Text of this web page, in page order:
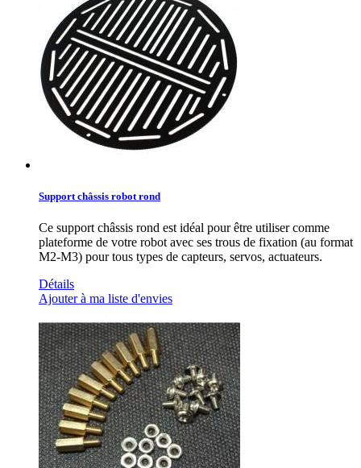
Support châssis robot rond
Ce support châssis rond est idéal pour être utiliser comme
plateforme de votre robot avec ses trous de fixation (au format
M2-M3) pour tous types de capteurs, servos, actuateurs.
Détails
Ajouter à ma liste d'envies